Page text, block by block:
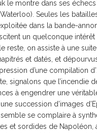
le montre dans ses
Seules les
dans la bande-
un quelconque
reste, on assiste à une
et datés, et
d’une compilation d’
signalons que l’incendie
à engendrer une
succession d’images
se complaire à
et sordides de Napoléon,